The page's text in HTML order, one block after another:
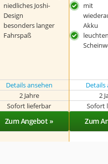
niedliches Joshi-
Design
besonders langer
Fahrspaß
mit
Akku
Details ansehen Details
2 Jahre 2
Sofort lieferbar Sofort
Zum Angebot » Zum